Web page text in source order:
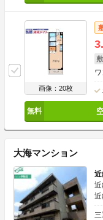
画像：20枚
敷
大海マンション
近
近
近
三